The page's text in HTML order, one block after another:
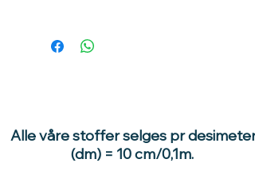
1 dm = 10 cm / 0,1meter.
Ønsker du 1,7 meter stoff, velger du
17 enheter, 17stk x 10 dm = 17 dm/
Alle våre stoffer selges pr desimeter
(dm) = 10 cm/0,1m.